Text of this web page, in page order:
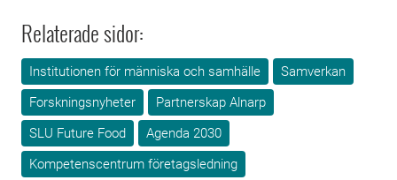
Relaterade sidor:
Institutionen för människa och samhälle
Samverkan
Forskningsnyheter
Partnerskap Alnarp
SLU Future Food
Agenda 2030
Kompetenscentrum företagsledning